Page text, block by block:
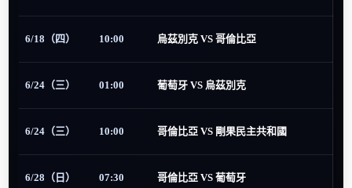
6/18（四） 10:00 烏茲別克 VS 哥倫比亞
6/24（三） 01:00 葡萄牙 VS 烏茲別克
6/24（三） 10:00 哥倫比亞 VS 剛果民主共和國
6/28（日） 07:30 哥倫比亞 VS 葡萄牙